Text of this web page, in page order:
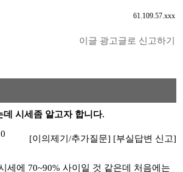
61.109.57.xxx
이글 광고글로 신고하기
데 시세좀 알고자 합니다.
[이의제기/추가질문] [부실답변 신고]
세에 70~90% 사이일 것 같은데 처음에는